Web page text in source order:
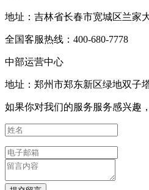
地址：吉林省长春市宽城区兰家
全国客服热线：400-680-7778
中部运营中心
地址：郑州市郑东新区绿地双子
如果你对我们的服务服务感兴趣